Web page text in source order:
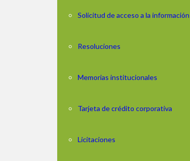
Solicitud de acceso a la información
Resoluciones
Memorias institucionales
Tarjeta de crédito corporativa
Licitaciones